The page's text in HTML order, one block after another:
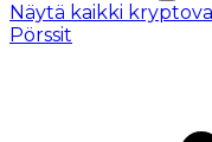
Näytä kaikki
Pörssit